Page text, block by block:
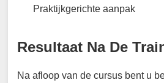
Praktijkgerichte aanpak
Resultaat Na De
Na afloop van de cursus bent u